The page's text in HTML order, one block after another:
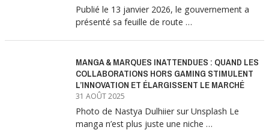
Publié le 13 janvier 2026, le gouvernement a
présenté sa feuille de route …
MANGA & MARQUES INATTENDUES : QUAND LES
COLLABORATIONS HORS GAMING STIMULENT
L’INNOVATION ET ÉLARGISSENT LE MARCHÉ
31 AOÛT 2025
Photo de Nastya Dulhiier sur Unsplash Le
manga n’est plus juste une niche …